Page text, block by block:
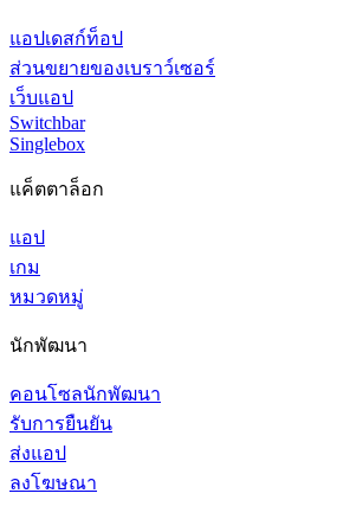
แอปเดสก์ท็อป
ส่วนขยายของเบราว์เซอร์
เว็บแอป
Switchbar
Singlebox
แค็ตตาล็อก
แอป
เกม
หมวดหมู่
นักพัฒนา
คอนโซลนักพัฒนา
รับการยืนยัน
ส่งแอป
ลงโฆษณา